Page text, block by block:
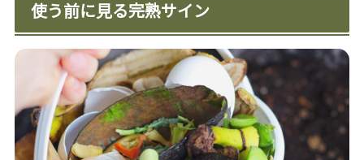
使う前に見る完熟サイン